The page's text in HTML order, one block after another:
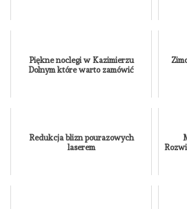
Piękne noclegi w Kazimierzu
Dolnym które warto zamówić
Redukcja blizn pourazowych
laserem